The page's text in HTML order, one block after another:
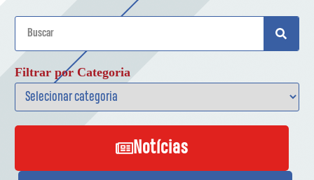
Filtrar por Categoria
Notícias